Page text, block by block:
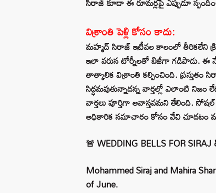
విశ్రాంతి పెళ్లి కోసం కాదు:
మహ్మద్ సిరాజ్ ఇటీవల కాలంలో తీరికలేని
ఇలా వరుస టోర్నీలతో బిజీగా గడిపాడు. ఈ
తాత్కాలిక విశ్రాంతి కల్పించింది. ప్రస్తుతం
సిద్ధమవుతున్నాడన్న వార్తల్లో ఎలాంటి
వార్తలు పూర్తిగా అవాస్తవమని తేలింది.
అధికారిక సమాచారం కోసం వేచి చూడటం
🚨 WEDDING BELLS FOR
Mohammed Siraj and Mahira
of June.